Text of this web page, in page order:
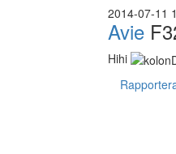
2014-07-11
Avie
Hihi